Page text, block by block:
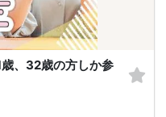
、32歳の方しか参